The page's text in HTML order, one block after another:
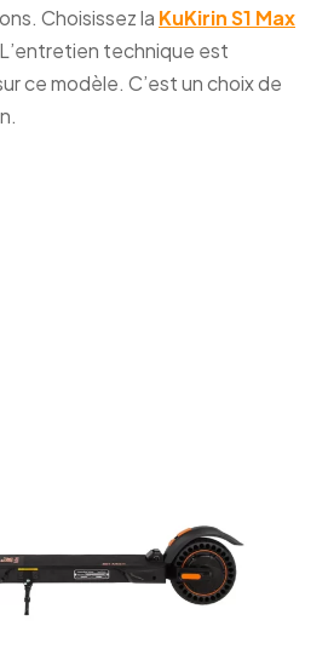
Choisissez la KuKirin S1 Max
technique est
ce modèle. C’est un choix de